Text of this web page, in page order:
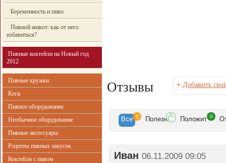
Беременность и пиво
Пивной живот: как от него
избавиться?
Пивные коктейли на Новый год
2012
Пивные кружки
Кеги
Пивное оборудование
Необычное оборудование
Пивные аксессуары
Рецепты пивных закусок
Коктейли с пивом
Отзывы + Добавить
Все 2 Полезн Положит 0
Иван 06.11.2009 09:05